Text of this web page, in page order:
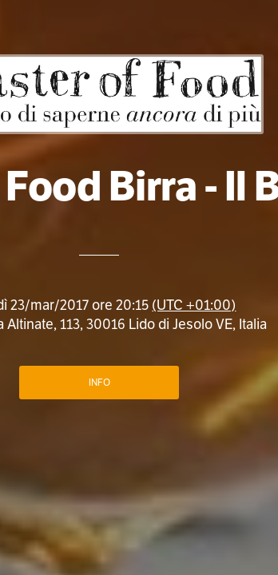
Birra - Il
23/mar/2017 ore 20:15 (UTC +01:00)
Altinate, 113, 30016 Lido di Jesolo VE, Italia
INFO